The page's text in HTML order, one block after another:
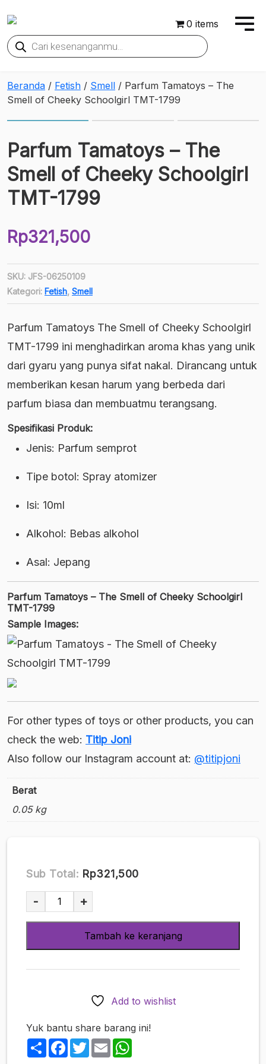
0 items
Products
search
Beranda / Fetish / Smell / Parfum Tamatoys – The
Smell of Cheeky Schoolgirl TMT-1799
Parfum Tamatoys – The
Smell of Cheeky Schoolgirl
TMT-1799
Rp321,500
SKU: JFS-06250109
Kategori: Fetish, Smell
Parfum Tamatoys The Smell of Cheeky Schoolgirl
TMT-1799 ini menghadirkan aroma khas yang unik
dari gyaru yang punya sifat nakal. Dirancang untuk
memberikan kesan harum yang berbeda dari
parfum biasa dan membuatmu terangsang.
Spesifikasi Produk:
Jenis: Parfum semprot
Tipe botol: Spray atomizer
Isi: 10ml
Alkohol: Bebas alkohol
Asal: Jepang
Parfum Tamatoys – The Smell of Cheeky Schoolgirl
TMT-1799
Sample Images:
For other types of toys or other products, you can
check the web: Titip Joni
Also follow our Instagram account at: @titipjoni
Berat
0.05 kg
Sub Total: Rp321,500
Kuantitas
Parfum
Tamatoys
Smell
TMT-
1799
- +
Tambah ke keranjang
Add to wishlist
Yuk bantu share barang ini!
ShareFacebook
TwitterEmail